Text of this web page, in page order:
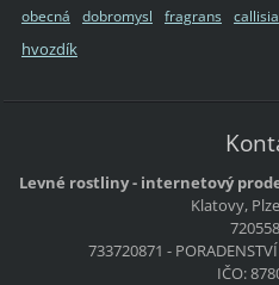
obecná dobromysl fragrans callisia
hvozdík
Levné rostliny - internetový
Klatovy,
733720871 - PORADENSTVÍ
IČO: